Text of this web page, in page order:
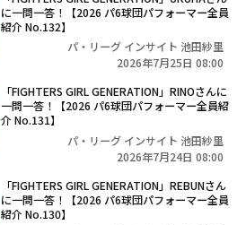
に一問一答！【2026 パ6球団パフォーマー全員
紹介 No.132】
パ・リーグ インサイト 池田紗里
2026年7月25日 08:00
「FIGHTERS GIRL GENERATION」RINOさんに
一問一答！【2026 パ6球団パフォーマー全員紹
介 No.131】
パ・リーグ インサイト 池田紗里
2026年7月24日 08:00
「FIGHTERS GIRL GENERATION」REBUNさん
に一問一答！【2026 パ6球団パフォーマー全員
紹介 No.130】